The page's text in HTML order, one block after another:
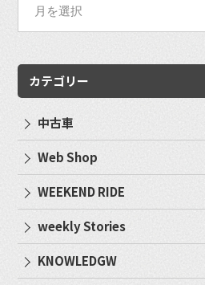
カテゴリー
中古車
Web Shop
WEEKEND RIDE
weekly Stories
KNOWLEDGW